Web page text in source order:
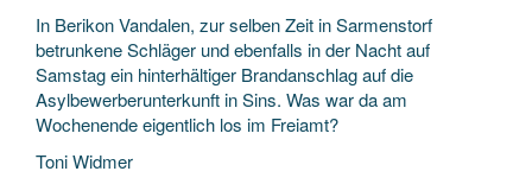
In Berikon Vandalen, zur selben Zeit in Sarmenstorf
betrunkene Schläger und ebenfalls in der Nacht auf
Samstag ein hinterhältiger Brandanschlag auf die
Asylbewerberunterkunft in Sins. Was war da am
Wochenende eigentlich los im Freiamt?
Toni Widmer